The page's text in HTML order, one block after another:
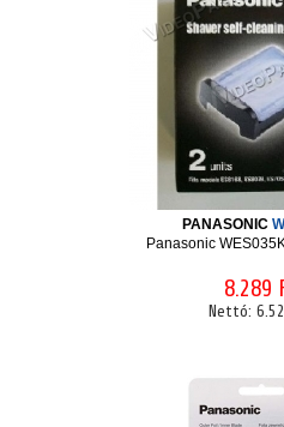
PANASONIC
Panasonic
8.289
Nettó: